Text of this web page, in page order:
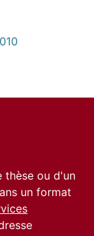
thèse ou d'un
un format